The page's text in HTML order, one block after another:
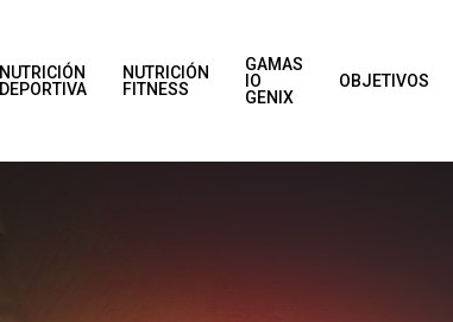
NUTRICIÓN
DEPORTIVA
NUTRICIÓN
FITNESS
GAMAS
IO
GENIX
OBJETIVOS